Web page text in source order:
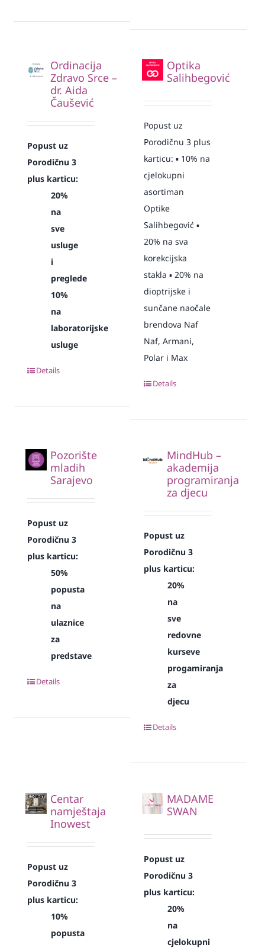
Ordinacija
Zdravo Srce –
dr. Aida
Čaušević
Popust uz
Porodičnu 3
plus karticu:
20%
na
sve
usluge
i
preglede
10%
na
laboratorijske
usluge
Details
Optika
Salihbegović
Popust uz
Porodičnu 3 plus
karticu: ▪️ 10% na
cjelokupni
asortiman
Optike
Salihbegović ▪️
20% na sva
korekcijska
stakla ▪️ 20% na
dioptrijske i
sunčane naočale
brendova Naf
Naf, Armani,
Polar i Max
Details
Pozorište
mladih
Sarajevo
Popust uz
Porodičnu 3
plus karticu:
50%
popusta
na
ulaznice
za
predstave
Details
MindHub –
akademija
programiranja
za djecu
Popust uz
Porodičnu 3
plus karticu:
20%
na
sve
redovne
kurseve
progamiranja
za
djecu
Details
Centar
namještaja
Inowest
Popust uz
Porodičnu 3
plus karticu:
10%
popusta
MADAME
SWAN
Popust uz
Porodičnu 3
plus karticu:
20%
na
cjelokupni